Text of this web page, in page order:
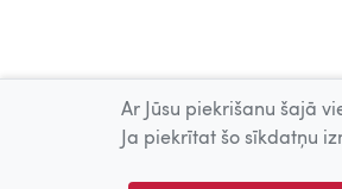
Ar Jūsu piekrišanu šajā
Ja piekrītat šo sīkdatņu